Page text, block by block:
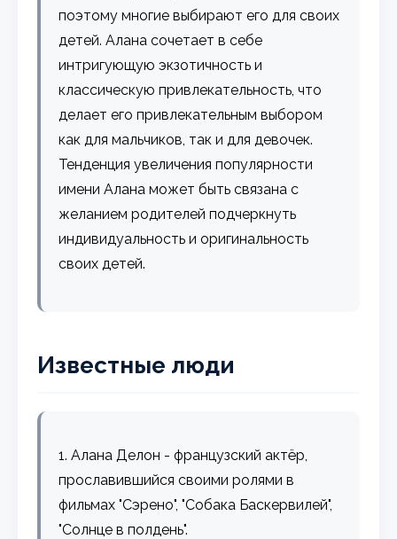
поэтому многие выбирают его для своих
детей. Алана сочетает в себе
интригующую экзотичность и
классическую привлекательность, что
делает его привлекательным выбором
как для мальчиков, так и для девочек.
Тенденция увеличения популярности
имени Алана может быть связана с
желанием родителей подчеркнуть
индивидуальность и оригинальность
своих детей.
Известные люди
1. Алана Делон - французский актёр,
прославившийся своими ролями в
фильмах "Сэрено", "Собака Баскервилей",
"Солнце в полдень".